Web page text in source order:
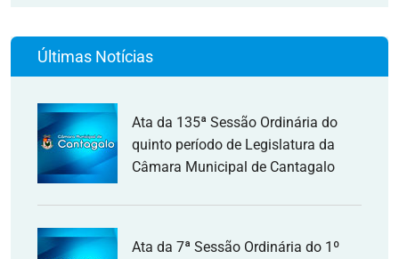
Últimas Notícias
Ata da 135ª Sessão Ordinária do
quinto período de Legislatura da
Câmara Municipal de Cantagalo
Ata da 7ª Sessão Ordinária do 1º